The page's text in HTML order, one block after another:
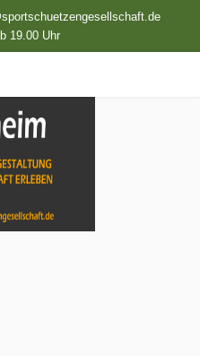
19.00 Uhr